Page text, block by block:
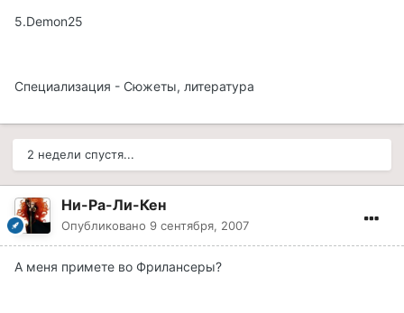
5.Demon25
Специализация - Сюжеты, литература
2 недели спустя...
Ни-Ра-Ли-Кен
Опубликовано 9 сентября, 2007
А меня примете во Фрилансеры?